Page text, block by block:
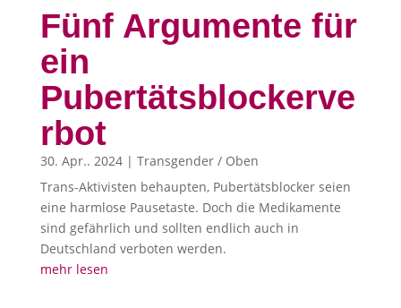
Fünf Argumente für
ein
Pubertätsblockerve
rbot
30. Apr.. 2024| Transgender / Oben
Trans-Aktivisten behaupten, Pubertätsblocker seien
eine harmlose Pausetaste. Doch die Medikamente
sind gefährlich und sollten endlich auch in
Deutschland verboten werden.
mehr lesen